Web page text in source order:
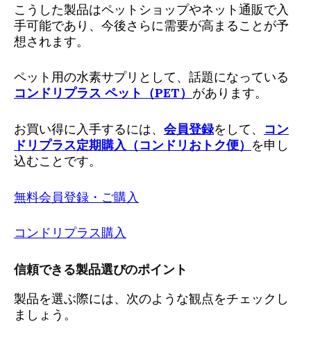
こうした製品はペットショップやネット通販で入
手可能であり、今後さらに需要が高まることが予
想されます。
ペット用の水素サプリとして、話題になっている
コンドリプラス ペット（PET） があります。
お買い得に入手するには、 会員登録をして、 コン
ドリプラス定期購入（コンドリおトク便） を申し
込むことです。
無料会員登録・ご購入
コンドリプラス購入
信頼できる製品選びのポイント
製品を選ぶ際には、次のような観点をチェックし
ましょう。